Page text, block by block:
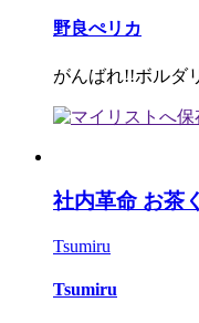
野良ぺリカ
がんばれ!!ボルダ
社内革命 お茶
Tsumiru
Tsumiru